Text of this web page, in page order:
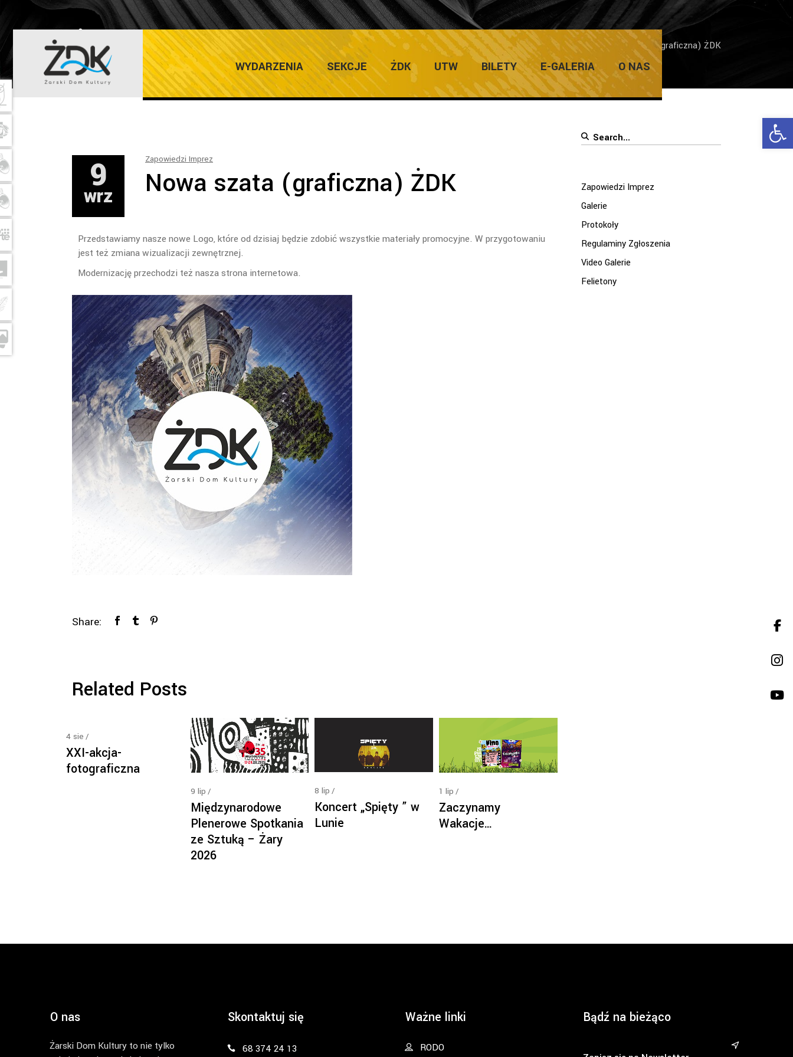
WYDARZENIA SEKCJE ŻDK UTW BILETY E-GALERIA O NAS
ŻARSKI DOM KULTURY Home /Zapowiedzi Imprez /Nowa szata (graficzna) ŻDK
9
wrz
Zapowiedzi Imprez
Nowa szata (graficzna) ŻDK
Przedstawiamy nasze nowe Logo, które od dzisiaj będzie zdobić wszystkie materiały promocyjne. W przygotowaniu
jest też zmiana wizualizacji zewnętrznej.
Modernizację przechodzi też nasza strona internetowa.
Share:
Related Posts
4 sie
XXI-akcja-
fotograficzna
9 lip
Międzynarodowe
Plenerowe Spotkania
ze Sztuką – Żary
2026
8 lip
Koncert „Spięty ” w
Lunie
1 lip
Zaczynamy
Wakacje…
Search
Zapowiedzi Imprez
Galerie
Protokoły
Regulaminy Zgłoszenia
Video Galerie
Felietony
O nas
Żarski Dom Kultury to nie tylko
Skontaktuj się
68 374 24 13
Ważne linki
RODO
Bądź na bieżąco
&